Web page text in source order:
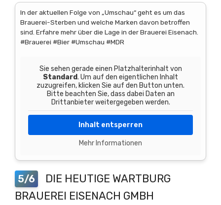
In der aktuellen Folge von „Umschau“ geht es um das
Brauerei-Sterben und welche Marken davon betroffen
sind. Erfahre mehr über die Lage in der Brauerei Eisenach.
#Brauerei #Bier #Umschau #MDR
Sie sehen gerade einen Platzhalterinhalt von
Standard. Um auf den eigentlichen Inhalt
zuzugreifen, klicken Sie auf den Button unten.
Bitte beachten Sie, dass dabei Daten an
Drittanbieter weitergegeben werden.
Inhalt entsperren
Mehr Informationen
5/6
DIE HEUTIGE WARTBURG
BRAUEREI EISENACH GMBH